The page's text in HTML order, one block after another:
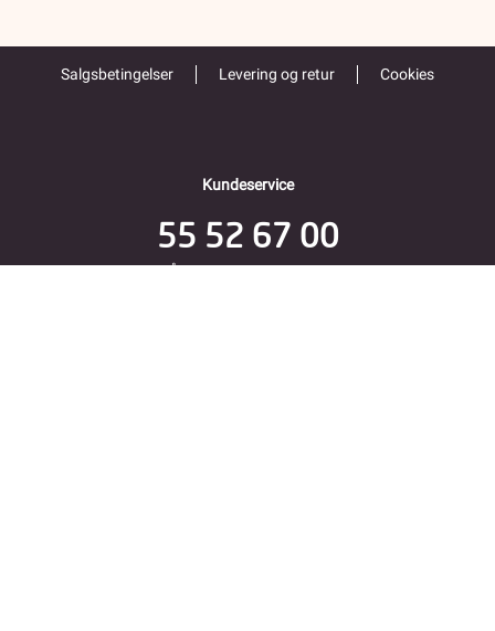
Salgsbetingelser Levering og retur Cookies
Kundeservice
55 52 67 00
Åpent alle hverdager 9-16